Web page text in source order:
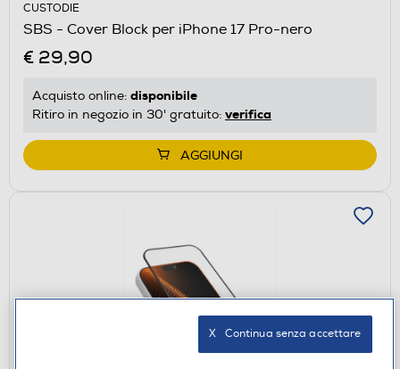
CUSTODIE
SBS - Cover Block per iPhone 17 Pro-nero
€ 29,90
Acquisto online: disponibile
Ritiro in negozio in 30' gratuito: verifica
AGGIUNGI
X   Continua senza accettare